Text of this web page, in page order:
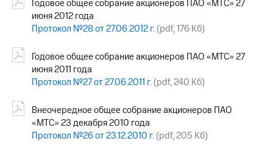
Годовое общее собрание акционеров ПАО «МТС» 27
июня 2012 года
Протокол №28 от 27.06.2012 г.(pdf, 176 Кб)
Годовое общее собрание акционеров ПАО «МТС» 27
июня 2011 года
Протокол №27 от 27.06.2011 г.(pdf, 240 Кб)
Внеочередное общее собрание акционеров ПАО
«МТС» 23 декабря 2010 года
Протокол №26 от 23.12.2010 г.(pdf, 205 Кб)